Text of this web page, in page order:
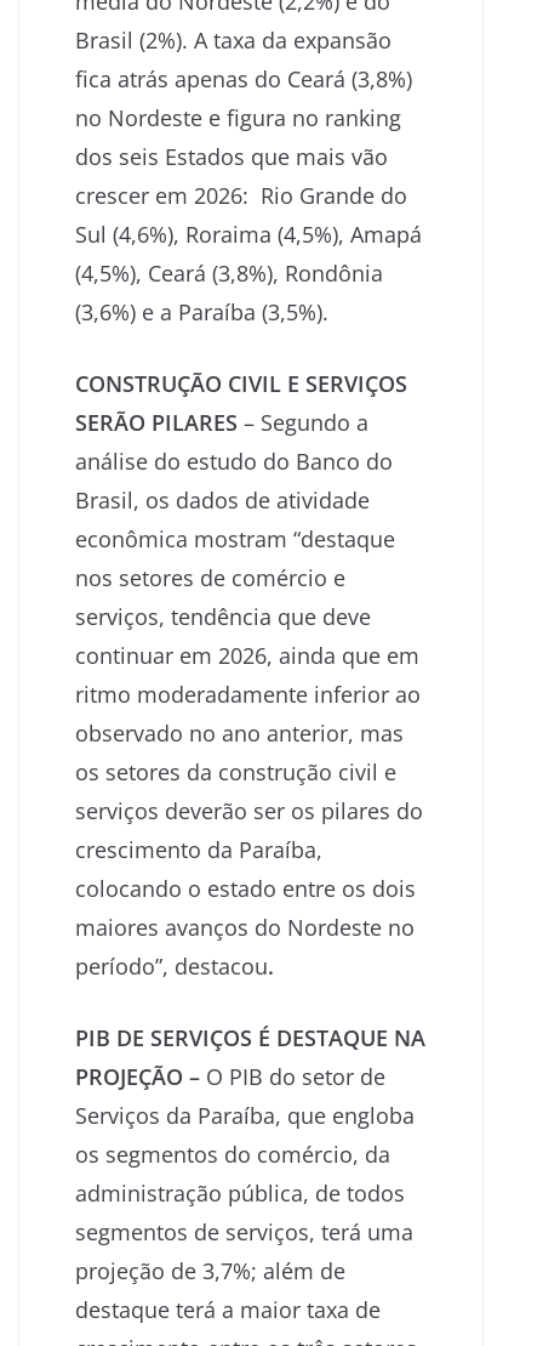
Brasil (2%). A taxa da expansão
fica atrás apenas do Ceará (3,8%)
no Nordeste e figura no ranking
dos seis Estados que mais vão
crescer em 2026: Rio Grande do
Sul (4,6%), Roraima (4,5%), Amapá
(4,5%), Ceará (3,8%), Rondônia
(3,6%) e a Paraíba (3,5%).
CONSTRUÇÃO CIVIL E SERVIÇOS
SERÃO PILARES – Segundo a
análise do estudo do Banco do
Brasil, os dados de atividade
econômica mostram “destaque
nos setores de comércio e
serviços, tendência que deve
continuar em 2026, ainda que em
ritmo moderadamente inferior ao
observado no ano anterior, mas
os setores da construção civil e
serviços deverão ser os pilares do
crescimento da Paraíba,
colocando o estado entre os dois
maiores avanços do Nordeste no
período”, destacou.
PIB DE SERVIÇOS É DESTAQUE NA
PROJEÇÃO – O PIB do setor de
Serviços da Paraíba, que engloba
os segmentos do comércio, da
administração pública, de todos
segmentos de serviços, terá uma
projeção de 3,7%; além de
destaque terá a maior taxa de